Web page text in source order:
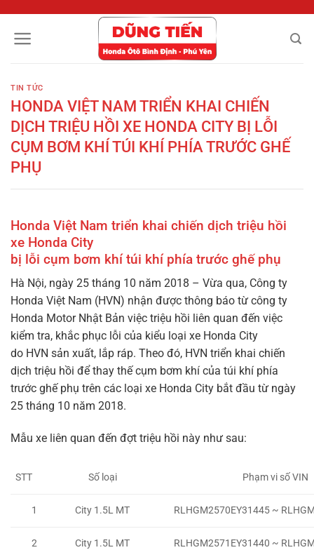
nội
TIN TỨC
HONDA VIỆT NAM TRIỂN KHAI CHIẾN
DỊCH TRIỆU HỒI XE HONDA CITY BỊ LỖI
CỤM BƠM KHÍ TÚI KHÍ PHÍA TRƯỚC GHẾ
PHỤ
Honda Việt Nam triển khai chiến dịch triệu hồi
xe Honda City
bị lỗi cụm bơm khí túi khí phía trước ghế phụ
Hà Nội, ngày 25 tháng 10 năm 2018 – Vừa qua, Công ty
Honda Việt Nam (HVN) nhận được thông báo từ công ty
Honda Motor Nhật Bản việc triệu hồi liên quan đến việc
kiểm tra, khắc phục lỗi của kiểu loại xe Honda City
do HVN sản xuất, lắp ráp. Theo đó, HVN triển khai chiến
dịch triệu hồi để thay thế cụm bơm khí của túi khí phía
trước ghế phụ trên các loại xe Honda City bắt đầu từ ngày
25 tháng 10 năm 201 8.
Mẫu xe liên quan đến đợt triệu hồi này như sau:
STT Số loại Phạm vi số VIN
1 City 1.5L MT RLHGM2570EY31445 ~
2 City 1.5L MT RLHGM2571EY31440 ~